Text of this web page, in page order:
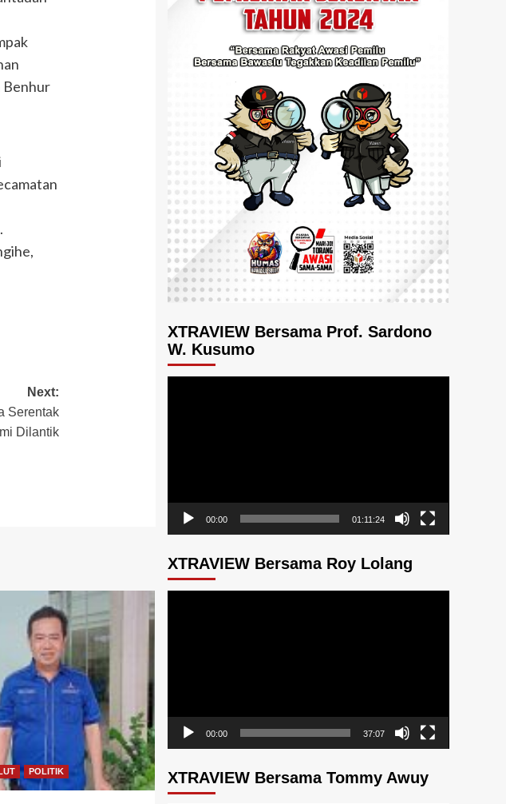
Benhur
Next:
Serentak
Dilantik
POLITIK
XTRAVIEW Bersama Prof. Sardono
W. Kusumo
00:00 01:11:24
XTRAVIEW Bersama Roy Lolang
00:00 37:07
XTRAVIEW Bersama Tommy Awuy